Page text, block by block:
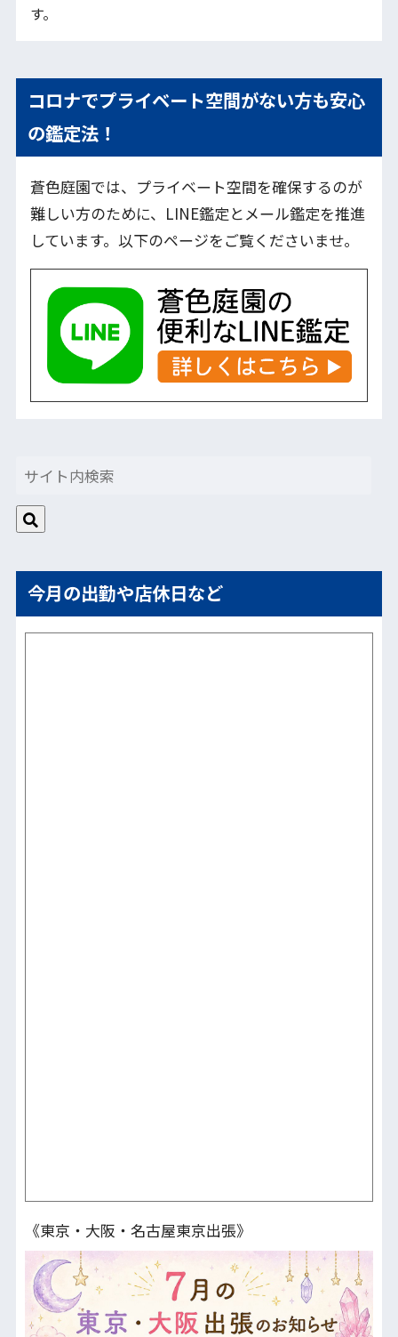
す。
コロナでプライベート空間がない方も安心
の鑑定法！
蒼色庭園では、プライベート空間を確保するのが
難しい方のために、LINE鑑定とメール鑑定を推進
しています。以下のページをご覧くださいませ。
今月の出勤や店休日など
《東京・大阪・名古屋東京出張》